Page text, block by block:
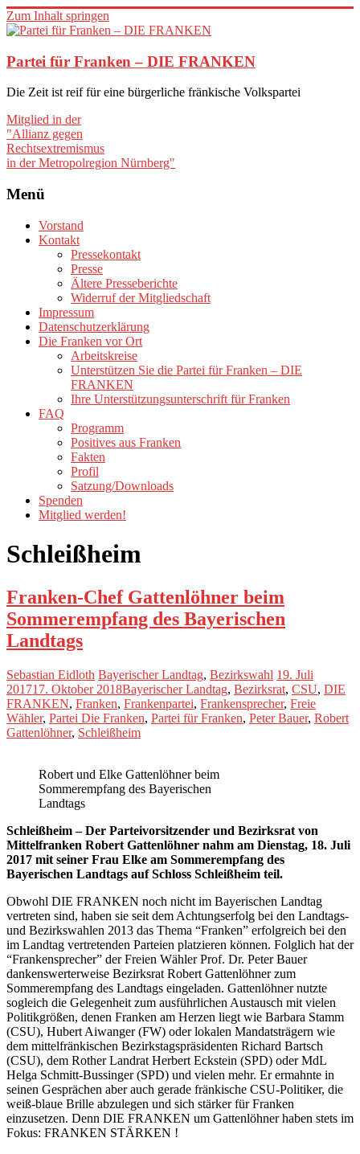
Zum Inhalt springen
Partei für Franken – DIE FRANKEN
Die Zeit ist reif für eine bürgerliche fränkische Volkspartei
Mitglied in der
"Allianz gegen
Rechtsextremismus
in der Metropolregion Nürnberg"
Menü
Vorstand
Kontakt
Pressekontakt
Presse
Ältere Presseberichte
Widerruf der Mitgliedschaft
Impressum
Datenschutzerklärung
Die Franken vor Ort
Arbeitskreise
Unterstützen Sie die Partei für Franken – DIE
FRANKEN
Ihre Unterstützungsunterschrift für Franken
FAQ
Programm
Positives aus Franken
Fakten
Profil
Satzung/Downloads
Spenden
Mitglied werden!
Schleißheim
Franken-Chef Gattenlöhner beim
Sommerempfang des Bayerischen
Landtags
Sebastian Eidloth Bayerischer Landtag, Bezirkswahl 19. Juli
201717. Oktober 2018Bayerischer Landtag, Bezirksrat, CSU, DIE
FRANKEN, Franken, Frankenpartei, Frankensprecher, Freie
Wähler, Partei Die Franken, Partei für Franken, Peter Bauer, Robert
Gattenlöhner, Schleißheim
Robert und Elke Gattenlöhner beim
Sommerempfang des Bayerischen
Landtags
Schleißheim – Der Parteivorsitzender und Bezirksrat von
Mittelfranken Robert Gattenlöhner nahm am Dienstag, 18. Juli
2017 mit seiner Frau Elke am Sommerempfang des
Bayerischen Landtags auf Schloss Schleißheim teil.
Obwohl DIE FRANKEN noch nicht im Bayerischen Landtag
vertreten sind, haben sie seit dem Achtungserfolg bei den Landtags-
und Bezirkswahlen 2013 das Thema “Franken” erfolgreich bei den
im Landtag vertretenden Parteien platzieren können. Folglich hat der
“Frankensprecher” der Freien Wähler Prof. Dr. Peter Bauer
dankenswerterweise Bezirksrat Robert Gattenlöhner zum
Sommerempfang des Landtags eingeladen. Gattenlöhner nutzte
sogleich die Gelegenheit zum ausführlichen Austausch mit vielen
Politikgrößen, denen Franken am Herzen liegt wie Barbara Stamm
(CSU), Hubert Aiwanger (FW) oder lokalen Mandatsträgern wie
dem mittelfränkischen Bezirkstagspräsidenten Richard Bartsch
(CSU), dem Rother Landrat Herbert Eckstein (SPD) oder MdL
Helga Schmitt-Bussinger (SPD) und vielen mehr. Er ermahnte in
seinen Gesprächen aber auch gerade fränkische CSU-Politiker, die
weiß-blaue Brille abzulegen und sich stärker für Franken
einzusetzen. Denn DIE FRANKEN um Gattenlöhner haben stets im
Fokus: FRANKEN STÄRKEN !